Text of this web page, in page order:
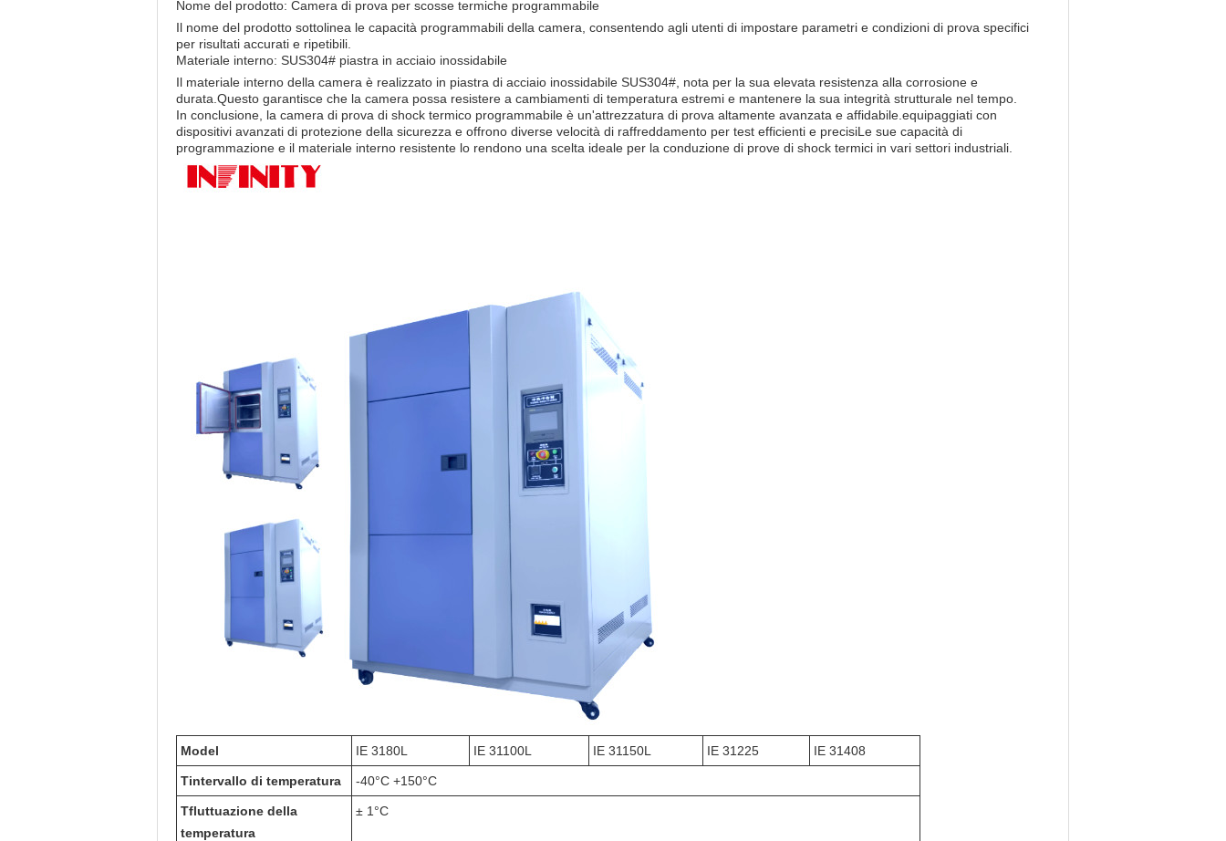
Nome del prodotto: Camera di prova per scosse termiche programmabile
Il nome del prodotto sottolinea le capacità programmabili della camera, consentendo agli utenti di impostare parametri e condizioni di prova specifici
per risultati accurati e ripetibili.
Materiale interno: SUS304# piastra in acciaio inossidabile
Il materiale interno della camera è realizzato in piastra di acciaio inossidabile SUS304#, nota per la sua elevata resistenza alla corrosione e
durata.Questo garantisce che la camera possa resistere a cambiamenti di temperatura estremi e mantenere la sua integrità strutturale nel tempo.
In conclusione, la camera di prova di shock termico programmabile è un'attrezzatura di prova altamente avanzata e affidabile.equipaggiati con
dispositivi avanzati di protezione della sicurezza e offrono diverse velocità di raffreddamento per test efficienti e precisiLe sue capacità di
programmazione e il materiale interno resistente lo rendono una scelta ideale per la conduzione di prove di shock termici in vari settori industriali.
Model IE 3180L IE 31100L IE 31150L IE 31225 IE 31408
Tintervallo di temperatura -40°C +150°C
Tfluttuazione della
temperatura
± 1°C